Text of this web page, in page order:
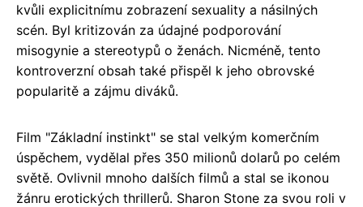
kvůli explicitnímu zobrazení sexuality a násilných
scén. Byl kritizován za údajné podporování
misogynie a stereotypů o ženách. Nicméně, tento
kontroverzní obsah také přispěl k jeho obrovské
popularitě a zájmu diváků.
Film "Základní instinkt" se stal velkým komerčním
úspěchem, vydělal přes 350 milionů dolarů po celém
světě. Ovlivnil mnoho dalších filmů a stal se ikonou
žánru erotických thrillerů. Sharon Stone za svou roli v